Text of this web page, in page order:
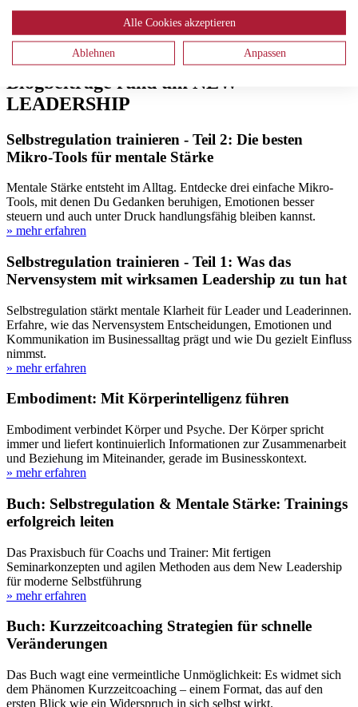
zusammen ganz egal auf welcher Führungsebene.
Leadership NEWs - interessante
Blogbeiträge rund um NEW
LEADERSHIP
Selbstregulation trainieren - Teil 2: Die besten
Mikro-Tools für mentale Stärke
Mentale Stärke entsteht im Alltag. Entdecke drei einfache Mikro-
Tools, mit denen Du Gedanken beruhigen, Emotionen besser
steuern und auch unter Druck handlungsfähig bleiben kannst.
» mehr erfahren
Selbstregulation trainieren - Teil 1: Was das
Nervensystem mit wirksamen Leadership zu tun hat
Selbstregulation stärkt mentale Klarheit für Leader und Leaderinnen.
Erfahre, wie das Nervensystem Entscheidungen, Emotionen und
Kommunikation im Businessalltag prägt und wie Du gezielt Einfluss
nimmst.
» mehr erfahren
Embodiment: Mit Körperintelligenz führen
Embodiment verbindet Körper und Psyche. Der Körper spricht
immer und liefert kontinuierlich Informationen zur Zusammenarbeit
und Beziehung im Miteinander, gerade im Businesskontext.
» mehr erfahren
Buch: Selbstregulation & Mentale Stärke: Trainings
erfolgreich leiten
Das Praxisbuch für Coachs und Trainer: Mit fertigen
Seminarkonzepten und agilen Methoden aus dem New Leadership
für moderne Selbstführung
» mehr erfahren
Buch: Kurzzeitcoaching Strategien für schnelle
Veränderungen
Das Buch wagt eine vermeintliche Unmöglichkeit: Es widmet sich
dem Phänomen Kurzzeitcoaching – einem Format, das auf den
ersten Blick wie ein Widerspruch in sich selbst wirkt.
Alle Cookies akzeptieren
Ablehnen Anpassen